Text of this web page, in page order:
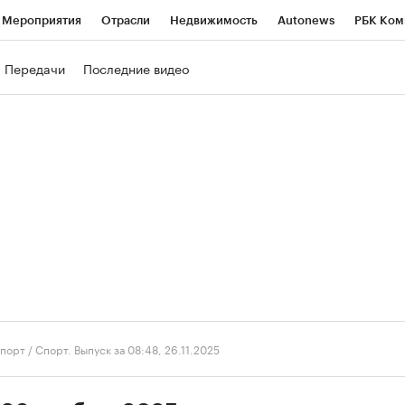
Мероприятия Отрасли Недвижимость Autonews РБК
Передачи Последние видео
/Спорт. Выпуск за 08:48, 26.11.2025